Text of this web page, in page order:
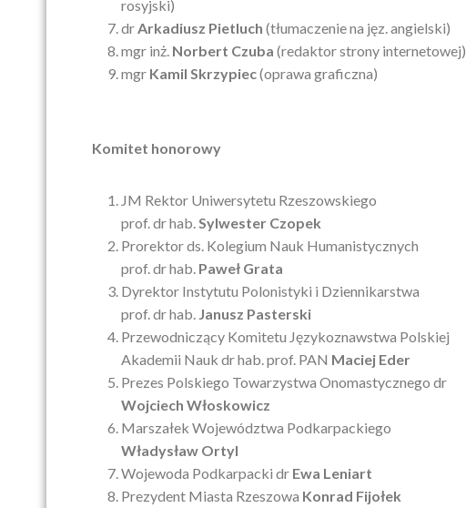
rosyjski)
drArkadiusz Pietluch (tłumaczenie na jęz. angielski)
mgr inż. Norbert Czuba (redaktor strony internetowej)
mgr Kamil Skrzypiec(oprawa graficzna)
Komitet honorowy
JM Rektor Uniwersytetu Rzeszowskiego
prof. dr hab.Sylwester Czopek
Prorektor ds. Kolegium Nauk Humanistycznych
prof. dr hab. Paweł Grata
Dyrektor Instytutu Polonistyki i Dziennikarstwa
prof. dr hab. Janusz Pasterski
Przewodniczący Komitetu Językoznawstwa Polskiej
Akademii Nauk dr hab. prof. PAN Maciej Eder
Prezes Polskiego Towarzystwa Onomastycznego dr
Wojciech Włoskowicz
Marszałek Województwa Podkarpackiego
Władysław Ortyl
Wojewoda Podkarpacki dr Ewa Leniart
Prezydent Miasta Rzeszowa Konrad Fijołek